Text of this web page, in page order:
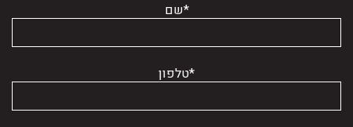
*שם
*טלפון